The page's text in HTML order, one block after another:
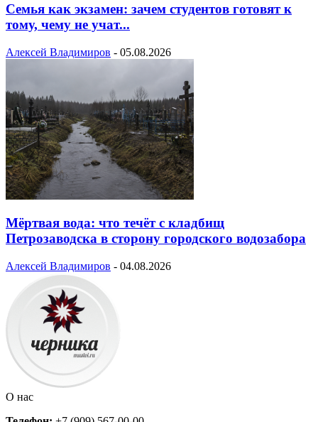
Семья как экзамен: зачем студентов готовят к
тому, чему не учат...
Алексей Владимиров - 05.08.2026
Мёртвая вода: что течёт с кладбищ
Петрозаводска в сторону городского водозабора
Алексей Владимиров - 04.08.2026
О нас